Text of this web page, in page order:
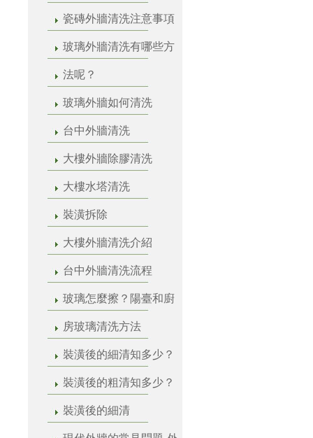
瓷磚外牆清洗注意事項
玻璃外牆清洗有哪些方
法呢？
玻璃外牆如何清洗
台中外牆清洗
大樓外牆除膠清洗
大樓水塔清洗
裝潢拆除
大樓外牆清洗介紹
台中外牆清洗流程
玻璃怎麼擦？陽臺和廚
房玻璃清洗方法
裝潢後的細清知多少？
裝潢後的粗清知多少？
裝潢後的細清